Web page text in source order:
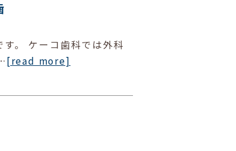
。 ケーコ歯科では外科
[read more]